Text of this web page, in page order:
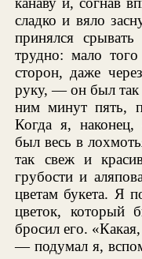
сладко и вяло
принялся
трудно: мало того
сторон, даже
руку, — он был так
ним минут пять,
Когда я, наконец,
был весь в
так свеж и
грубости и
цветам букета. Я
цветок, который
бросил его.
— подумал я,